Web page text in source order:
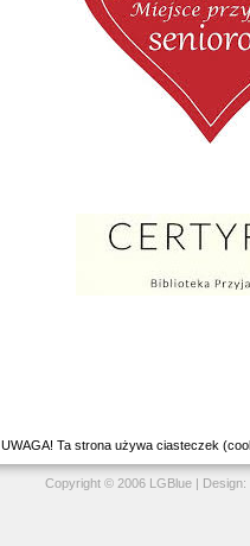
UWAGA! Ta strona używa ciasteczek
Copyright © 2006 LGBlue | Design: